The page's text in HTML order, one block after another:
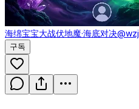
海绵宝宝大战伏地魔·海底对决@wzj
구독